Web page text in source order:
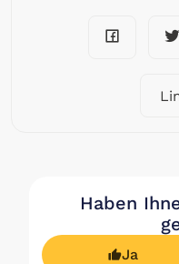
Haben
Ja